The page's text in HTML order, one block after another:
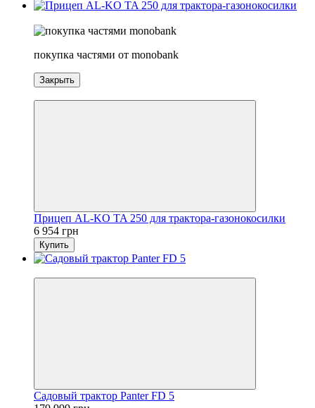
покупка частями от monobank
Закрыть
Прицеп AL-KO TA 250 для трактора-газонокосилки
6 954 грн
Купить
Садовый трактор Panter FD 5